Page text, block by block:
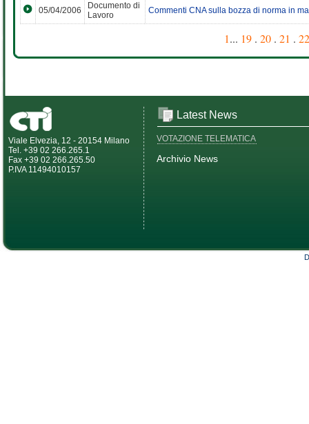
05/04/2006
Documento di
Lavoro
Commenti CNA sulla bozza di norma in
1... 19 . 20 . 21 . 22
Viale Elvezia, 12 - 20154 Milano
Tel. +39 02 266.265.1
Fax +39 02 266.265.50
P.IVA 11494010157
Latest News
VOTAZIONE TELEMATICA
Archivio News